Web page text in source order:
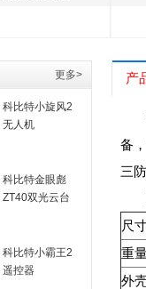
更多>
科比特小旋风2
无人机
科比特金眼彪
ZT40双光云台
科比特小霸王2
遥控器
产
备
三
尺
重
外